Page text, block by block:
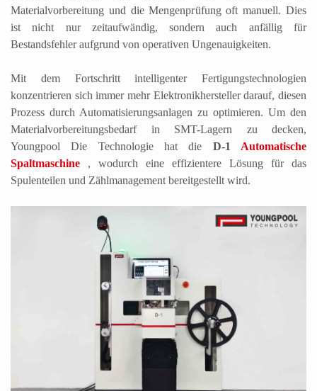
Materialvorbereitung und die Mengenprüfung oft manuell. Dies
ist nicht nur zeitaufwändig, sondern auch anfällig für
Bestandsfehler aufgrund von operativen Ungenauigkeiten.
Mit dem Fortschritt intelligenter Fertigungstechnologien
konzentrieren sich immer mehr Elektronikhersteller darauf, diesen
Prozess durch Automatisierungsanlagen zu optimieren. Um den
Materialvorbereitungsbedarf in SMT-Lagern zu decken,
YoungpoolDie Technologie hat die D-1 Automatische
Spaltmaschine , wodurch eine effizientere Lösung für das
Spulenteilen und Zählmanagement bereitgestellt wird.